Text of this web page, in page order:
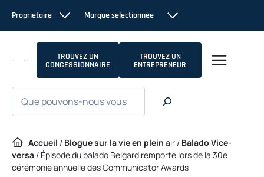
contenu
Propriétaire Marque sélectionnée
TROUVEZ UN
CONCESSIONNAIRE
TROUVEZ UN
ENTREPRENEUR
Accueil / Blogue sur la vie en plein air / Balado Vice-
versa / Épisode du balado Belgard remporté lors de la 30e
cérémonie annuelle des Communicator Awards